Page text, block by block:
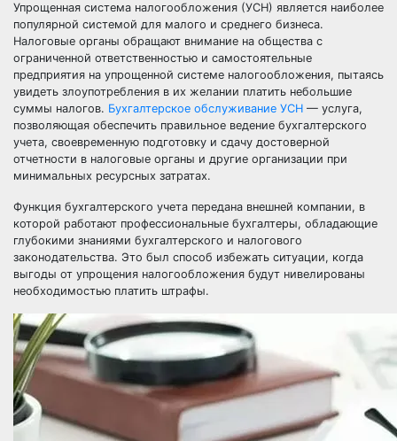
Упрощенная система налогообложения (УСН) является наиболее
популярной системой для малого и среднего бизнеса.
Налоговые органы обращают внимание на общества с
ограниченной ответственностью и самостоятельные
предприятия на упрощенной системе налогообложения, пытаясь
увидеть злоупотребления в их желании платить небольшие
суммы налогов. Бухгалтерское обслуживание УСН — услуга,
позволяющая обеспечить правильное ведение бухгалтерского
учета, своевременную подготовку и сдачу достоверной
отчетности в налоговые органы и другие организации при
минимальных ресурсных затратах.
Функция бухгалтерского учета передана внешней компании, в
которой работают профессиональные бухгалтеры, обладающие
глубокими знаниями бухгалтерского и налогового
законодательства. Это был способ избежать ситуации, когда
выгоды от упрощения налогообложения будут нивелированы
необходимостью платить штрафы.